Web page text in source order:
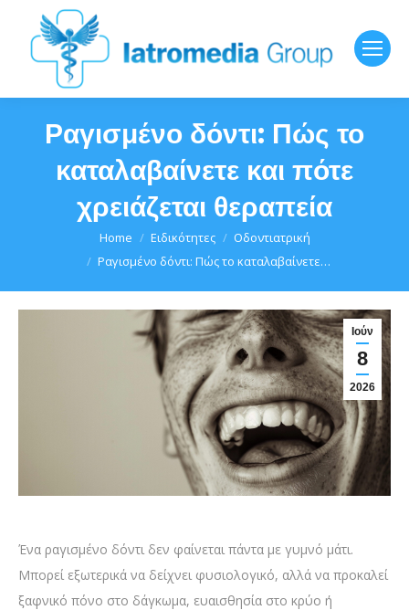
Ραγισμένο δόντι: Πώς το
καταλαβαίνετε και πότε
χρειάζεται θεραπεία
Home Ειδικότητες
Οδοντιατρική
Ραγισμένο δόντι: Πώς το καταλαβαίνετε…
Ιούν
8
2026
Ένα ραγισμένο δόντι δεν φαίνεται πάντα με γυμνό μάτι.
Μπορεί εξωτερικά να δείχνει φυσιολογικό, αλλά να προκαλεί
ξαφνικό πόνο στο δάγκωμα, ευαισθησία στο κρύο ή